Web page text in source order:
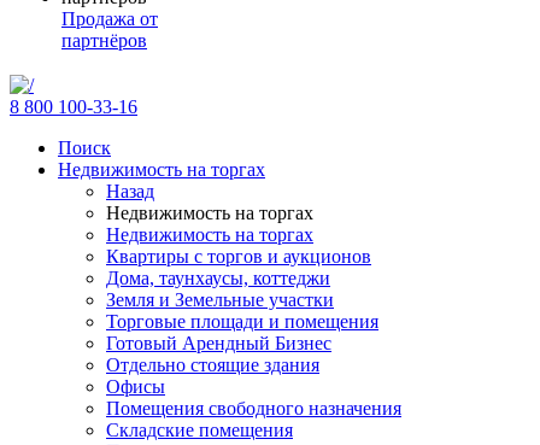
Продажа от
партнёров
8 800 100-33-16
Поиск
Недвижимость на торгах
Назад
Недвижимость на торгах
Недвижимость на торгах
Квартиры с торгов и аукционов
Дома, таунхаусы, коттеджи
Земля и Земельные участки
Торговые площади и помещения
Готовый Арендный Бизнес
Отдельно стоящие здания
Офисы
Помещения свободного назначения
Складские помещения